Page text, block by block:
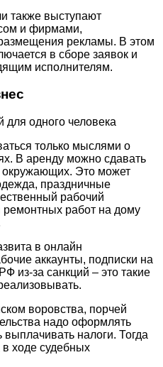
также выступают
и фирмами,
рекламы. В этом
в сборе заявок и
исполнителям.
только мыслями о
В аренду можно сдавать
окружающих. Это может
праздничные
рабочий
ремонтных работ на дому
в онлайн
аккаунты, подписки на
из-за санкций – это такие
воровства, порчей
надо оформлять
налоги. Тогда
в ходе судебных